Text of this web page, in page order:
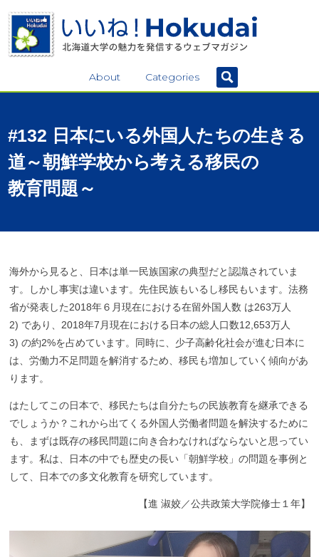
About Categories
#132 日本にいる外国人たちの生きる
道～朝鮮学校から考える移民の
教育問題 ～
海外から見ると、日本は単一民族国家の典型だと認識されていま
す。しかし事実は違います。先住民族もいるし移民もいます。法務
省が発表した2018年６月現在における在留外国人数 は263万人
2) であり、2018年7月現在における日本の総人口数12,653万人
3) の約2%を占めています。同時に、少子高齢化社会が進む日本に
は、労働力不足問題を解消するため、移民も増加していく傾向があ
ります。
はたしてこの日本で、移民たちは自分たちの民族教育を継承できる
でしょうか？これから出てくる外国人労働者問題を解決するために
も、まずは既存の移民問題に向き合わなければならないと思ってい
ます。私は、日本の中でも歴史の長い「朝鮮学校」の問題を事例と
して、日本での多文化教育を研究しています。
【進 淑姣／公共政策大学院修士１年】